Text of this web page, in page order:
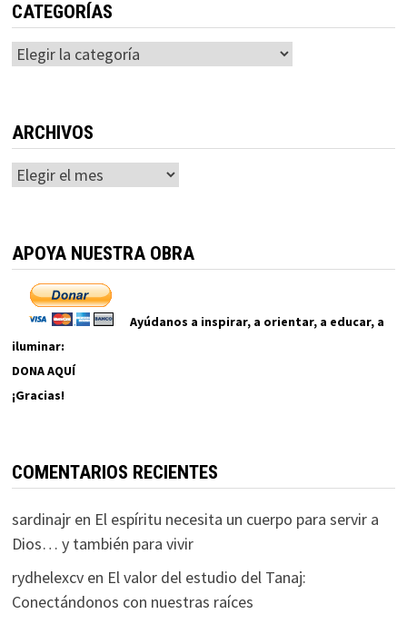
CATEGORÍAS
Categorías
ARCHIVOS
Archivos
APOYA NUESTRA OBRA
Ayúdanos a inspirar, a orientar, a educar, a
iluminar:
DONA AQUÍ
¡Gracias!
COMENTARIOS RECIENTES
sardinajren El espíritu necesita un cuerpo para servir a
Dios… y también para vivir
rydhelexcven El valor del estudio del Tanaj:
Conectándonos con nuestras raíces